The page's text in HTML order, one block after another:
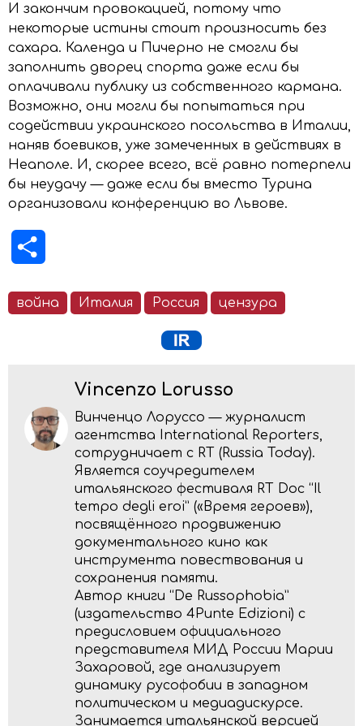
И закончим провокацией, потому что
некоторые истины стоит произносить без
сахара. Календа и Пичерно не смогли бы
заполнить дворец спорта даже если бы
оплачивали публику из собственного кармана.
Возможно, они могли бы попытаться при
содействии украинского посольства в Италии,
наняв боевиков, уже замеченных в действиях в
Неаполе. И, скорее всего, всё равно потерпели
бы неудачу — даже если бы вместо Турина
организовали конференцию во Львове.
война Италия Россия цензура
Vincenzo Lorusso
Винченцо Лоруссо — журналист
агентства International Reporters,
сотрудничает с RT (Russia Today).
Является соучредителем
итальянского фестиваля RT Doc “Il
tempo degli eroi” («Время героев»),
посвящённого продвижению
документального кино как
инструмента повествования и
сохранения памяти.
Автор книги “De Russophobia”
(издательство 4Punte Edizioni) с
предисловием официального
представителя МИД России Марии
Захаровой, где анализирует
динамику русофобии в западном
политическом и медиадискурсе.
Занимается итальянской версией